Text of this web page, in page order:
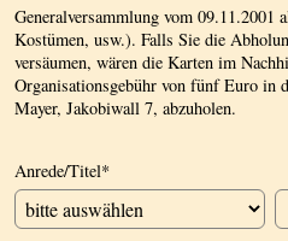
Generalversammlung vom 09.11.2001
Kostümen, usw.). Falls Sie die
versäumen, wären die Karten im
Organisationsgebühr von fünf Euro in
Mayer, Jakobiwall 7, abzuholen.
Anrede/Titel*